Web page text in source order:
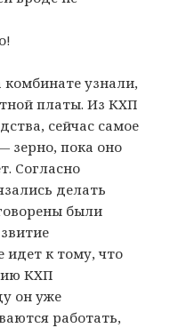
комбинате узнали,
платы. Из КХП
сейчас самое
зерно, пока оно
Согласно
делать
были
идет к тому, что
КХП
он уже
работать,